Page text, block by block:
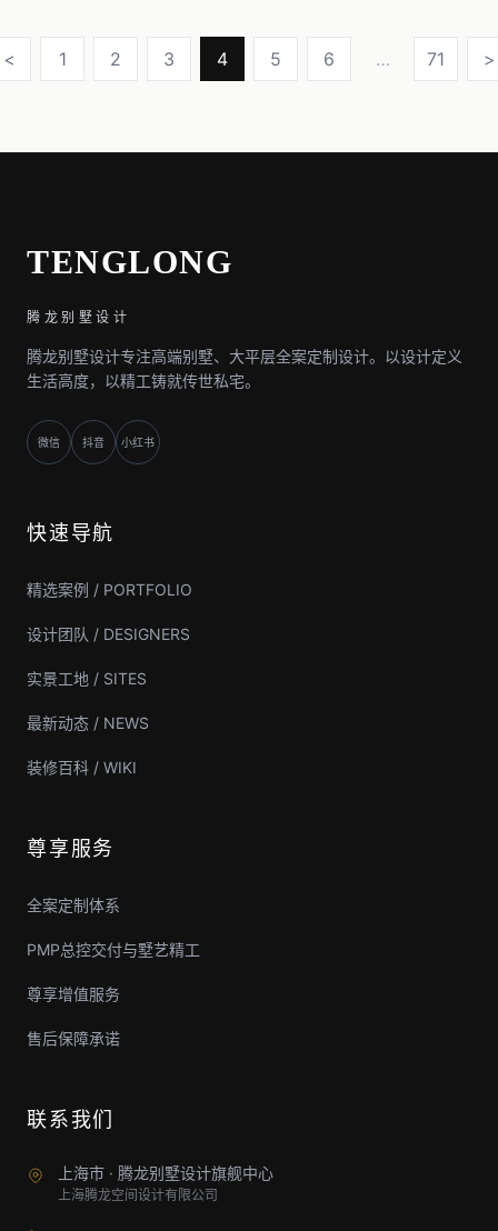
< 1 2 3 4 5 6 … 71 >
TENGLONG
腾龙别墅设计
腾龙别墅设计专注高端别墅、大平层全案定制设计。以设计定义
生活高度，以精工铸就传世私宅。
微信 抖音 小红书
快速导航
精选案例 / PORTFOLIO
设计团队 / DESIGNERS
实景工地 / SITES
最新动态 / NEWS
装修百科 / WIKI
尊享服务
全案定制体系
PMP总控交付与墅艺精工
尊享增值服务
售后保障承诺
联系我们
上海市 · 腾龙别墅设计旗舰中心
上海腾龙空间设计有限公司